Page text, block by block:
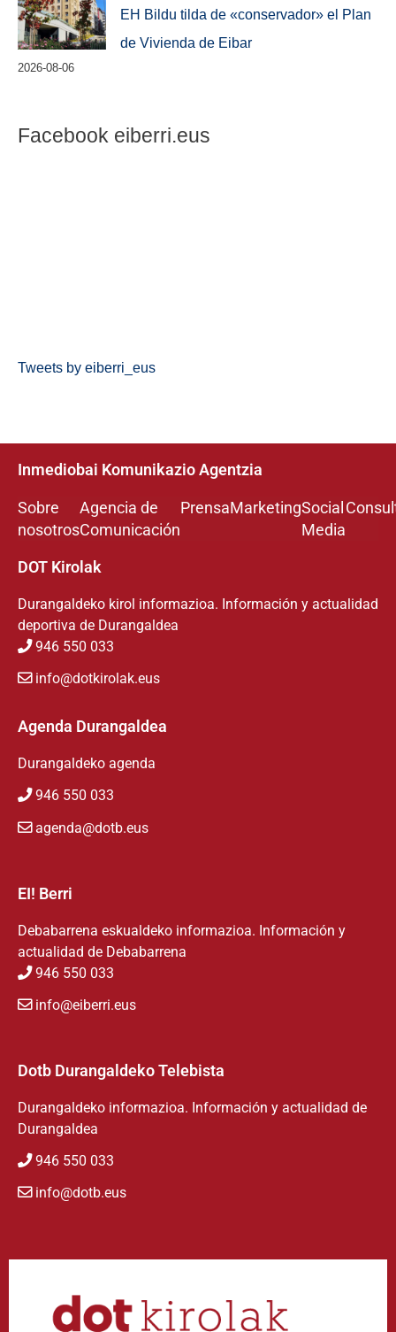
EH Bildu tilda de «conservador» el Plan
de Vivienda de Eibar
2026-08-06
Facebook eiberri.eus
Tweets by eiberri_eus
Inmediobai Komunikazio Agentzia
Sobre
nosotros
Agencia de
Comunicación
PrensaMarketingSocial
Media
DOT Kirolak
Durangaldeko kirol informazioa. Información y actualidad
deportiva de Durangaldea
946 550 033
info@dotkirolak.eus
Agenda Durangaldea
Durangaldeko agenda
946 550 033
agenda@dotb.eus
EI! Berri
Debabarrena eskualdeko informazioa. Información y
actualidad de Debabarrena
946 550 033
info@eiberri.eus
Dotb Durangaldeko Telebista
Durangaldeko informazioa. Información y actualidad de
Durangaldea
946 550 033
info@dotb.eus